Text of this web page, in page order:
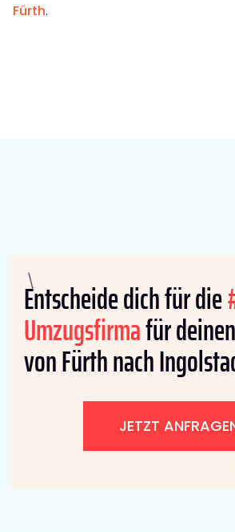
Fürth.
Entscheide dich für die
Umzugsfirmafür
von Fürth nach
JETZT